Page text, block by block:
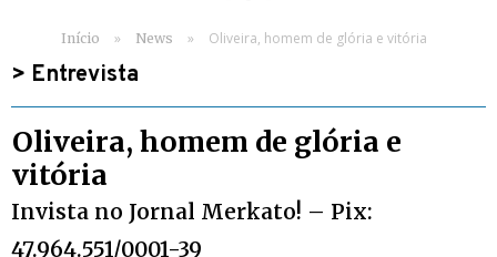
Início » News » Oliveira, homem de glória e vitória
> Entrevista
Oliveira, homem de glória e
vitória
Invista no Jornal Merkato! – Pix:
47.964.551/0001-39